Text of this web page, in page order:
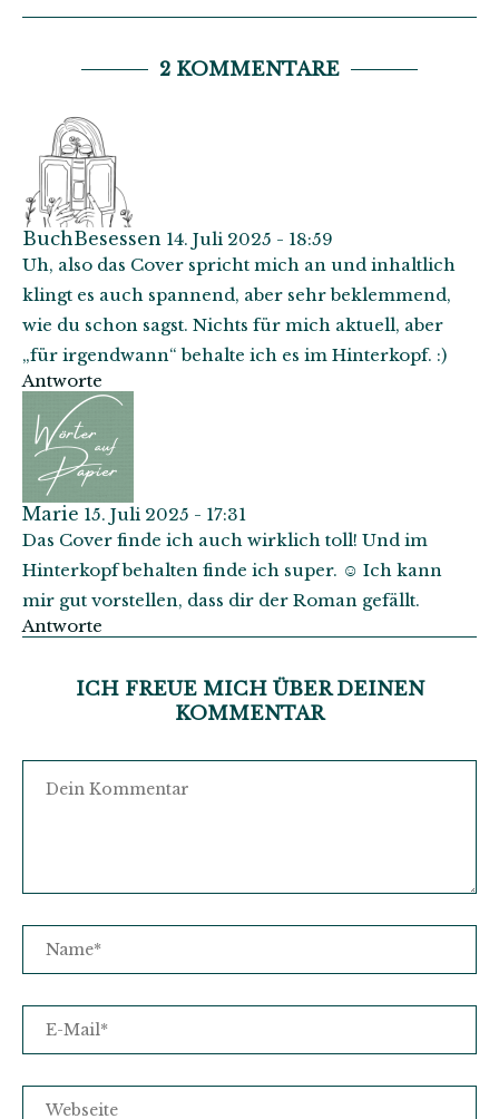
2 KOMMENTARE
BuchBesessen 14. Juli 2025 - 18:59
Uh, also das Cover spricht mich an und inhaltlich
klingt es auch spannend, aber sehr beklemmend,
wie du schon sagst. Nichts für mich aktuell, aber
„für irgendwann“ behalte ich es im Hinterkopf. :)
Antworte
Marie 15. Juli 2025 - 17:31
Das Cover finde ich auch wirklich toll! Und im
Hinterkopf behalten finde ich super. ☺️ Ich kann
mir gut vorstellen, dass dir der Roman gefällt.
Antworte
ICH FREUE MICH ÜBER DEINEN
KOMMENTAR